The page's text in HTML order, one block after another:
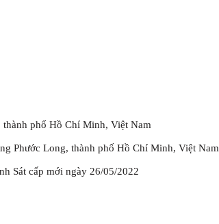
phố Hồ Chí Minh, Việt Nam
Phước Long, thành phố Hồ Chí Minh, Việt Nam
Sát cấp mới ngày 26/05/2022